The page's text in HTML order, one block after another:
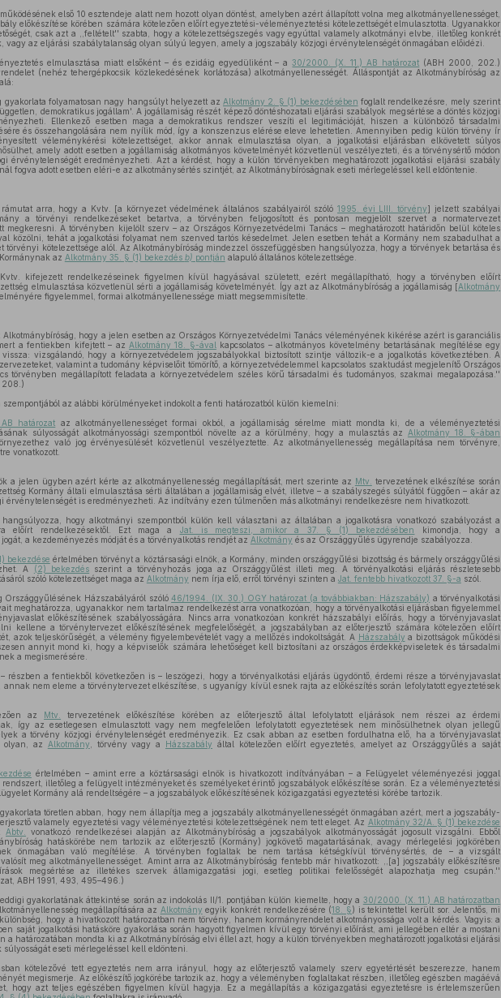
első 10 esztendeje alatt nem hozott olyan döntést, amelyben azért állapított volna meg alkotmányellenességet,
előkészítése körében számára kötelezően előírt egyeztetési-véleményeztetési kötelezettségét elmulasztotta. Ugyanakkor
csak azt a ,,feltételt'' szabta, hogy a kötelezettségszegés vagy egyúttal valamely alkotmányi elvbe, illetőleg konkrét
vagy az eljárási szabálytalanság olyan súlyú legyen, amely a jogszabály közjogi érvénytelenségét önmagában előidézi.
elmulasztása miatt elsőként – és ezidáig egyedüliként – a30/2000. (X. 11.) AB határozat (ABH 2000, 202.)
(nehéz tehergépkocsik közlekedésének korlátozása) alkotmányellenességét. Álláspontját az Alkotmánybíróság az
gyakorlata folyamatosan nagy hangsúlyt helyezett az Alkotmány 2. § (1) bekezdésében foglalt rendelkezésre, mely szerint
demokratikus jogállam'. A jogállamiság részét képező döntéshozatali eljárási szabályok megsértése a döntés közjogi
Ellenkező esetben maga a demokratikus rendszer veszíti el legitimációját, hiszen a különböző társadalmi
és összehangolására nem nyílik mód, így a konszenzus elérése eleve lehetetlen. Amennyiben pedig külön törvény ír
véleménykérési kötelezettséget, akkor annak elmulasztása olyan, a jogalkotási eljárásban elkövetett súlyos
amely adott esetben a jogállamiság alkotmányos követelményét közvetlenül veszélyezteti, és a törvénysértő módon
érvénytelenségét eredményezheti. Azt a kérdést, hogy a külön törvényekben meghatározott jogalkotási eljárási szabály
fogva adott esetben eléri-e az alkotmánysértés szintjét, az Alkotmánybíróságnak eseti mérlegeléssel kell eldöntenie.
rámutat arra, hogy a Kvtv. [a környezet védelmének általános szabályairól szóló1995. évi LIII. törvény] jelzett szabályai
a törvényi rendelkezéseket betartva, a törvényben feljogosított és pontosan megjelölt szervet a normatervezet
megkeresni. A törvényben kijelölt szerv – az Országos Környezetvédelmi Tanács – meghatározott határidőn belül köteles
közölni, tehát a jogalkotási folyamat nem szenved tartós késedelmet. Jelen esetben tehát a Kormány nem szabadulhat a
törvényi kötelezettsége alól. Az Alkotmánybíróság mindezzel összefüggésben hangsúlyozza, hogy a törvények betartása és
az Alkotmány 35. § (1) bekezdés b) pontján alapuló általános kötelezettsége.
kifejezett rendelkezéseinek figyelmen kívül hagyásával született, ezért megállapítható, hogy a törvényben előírt
elmulasztása közvetlenül sérti a jogállamiság követelményét. Így azt az Alkotmánybíróság a jogállamiság [Alkotmány
figyelemmel, formai alkotmányellenessége miatt megsemmisítette.
Alkotmánybíróság, hogy a jelen esetben az Országos Környezetvédelmi Tanács véleményének kikérése azért is garanciális
a fentiekben kifejtett – az Alkotmány 18. §-ával kapcsolatos – alkotmányos követelmény betartásának megítélése egy
vizsgálandó, hogy a környezetvédelem jogszabályokkal biztosított szintje változik-e a jogalkotás következtében. A
valamint a tudomány képviselőit tömörítő, a környezetvédelemmel kapcsolatos szaktudást megjelenítő Országos
törvényben megállapított feladata a környezetvédelem széles körű társadalmi és tudományos, szakmai megalapozása.''
208.)
az alábbi körülményeket indokolt a fenti határozatból külön kiemelni:
határozat az alkotmányellenességet formai okból, a jogállamiság sérelme miatt mondta ki, de a véleményeztetési
súlyosságát alkotmányossági szempontból növelte az a körülmény, hogy a mulasztás az Alkotmány 18. §-ában
való jog érvényesülését közvetlenül veszélyeztette. Az alkotmányellenesség megállapítása nem törvényre,
vonatkozott.
a jelen ügyben azért kérte az alkotmányellenesség megállapítását, mert szerinte az Mtv.
tervezetének elkészítése során
Kormány általi elmulasztása sérti általában a jogállamiság elvét, illetve – a szabályszegés súlyától függően – akár az
érvénytelenségét is eredményezheti. Az indítvány ezen túlmenően más alkotmányi rendelkezésre nem hivatkozott.
hangsúlyozza, hogy alkotmányi szempontból külön kell választani az általában a jogalkotásra vonatkozó szabályozást a
előírt rendelkezésektől. Ezt maga a Jat. is megteszi, amikor a 37. § (1) bekezdésében
kimondja, hogy a
a kezdeményezés módját és a törvényalkotás rendjét az Alkotmány és az Országgyűlés ügyrendje szabályozza.
bekezdése értelmében törvényt a köztársasági elnök, a Kormány, minden országgyűlési bizottság és bármely országgyűlési
A (2) bekezdés szerint a törvényhozás joga az Országgyűlést illeti meg. A törvényalkotási eljárás részletesebb
szóló kötelezettséget maga az Alkotmány nem írja elő, erről törvényi szinten a Jat. fentebb hivatkozott 37. §-a szól.
Országgyűlésének Házszabályáról szóló46/1994. (IX. 30.) OGY határozat (a továbbiakban: Házszabály) a törvényalkotási
meghatározza, ugyanakkor nem tartalmaz rendelkezést arra vonatkozóan, hogy a törvényalkotási eljárásban figyelemmel
előkészítésének szabályosságára. Nincs arra vonatkozóan konkrét házszabályi előírás, hogy a törvényjavaslat
kellene a törvénytervezet előkészítésének megfelelőségét, a jogszabályban az előterjesztő számára kötelezően előírt
azok teljeskörűségét, a vélemény figyelembevételét vagy a mellőzés indokoltságát. A Házszabály a bizottságok működési
annyit mond ki, hogy a képviselők számára lehetőséget kell biztosítani az országos érdekképviseletek és társadalmi
a megismerésére.
részben a fentiekből következően is – leszögezi, hogy a törvényalkotási eljárás ügydöntő, érdemi része a törvényjavaslat
annak nem eleme a törvénytervezet elkészítése, s ugyanígy kívül esnek rajta az előkészítés során lefolytatott egyeztetések
az Mtv.
tervezetének előkészítése körében az előterjesztő által lefolytatott eljárások nem részei az érdemi
így az esetlegesen elmulasztott vagy nem megfelelően lefolytatott egyeztetések nem minősülhetnek olyan jellegű
a törvény közjogi érvénytelenségét eredményezik. Ez csak abban az esetben fordulhatna elő, ha a törvényjavaslat
olyan, az
Alkotmány , törvény vagy a Házszabály által kötelezően előírt egyeztetés, amelyet az Országgyűlés a saját
értelmében – amint erre a köztársasági elnök is hivatkozott indítványában – a Felügyelet véleményezési joggal
illetőleg a felügyelt intézményeket és személyeket érintő jogszabályok előkészítése során. Ez a véleményeztetési
Kormány alá rendeltségére – a jogszabályok előkészítésének közigazgatási egyeztetési körébe tartozik.
töretlen abban, hogy nem állapítja meg a jogszabály alkotmányellenességét önmagában azért, mert a jogszabály-
valamely egyeztetési vagy véleményeztetési kötelezettségének nem tett eleget. Az Alkotmány 32/A. § (1) bekezdése
Abtv.
vonatkozó rendelkezései alapján az Alkotmánybíróság a jogszabályok alkotmányosságát jogosult vizsgálni. Ebből
hatáskörébe nem tartozik az előterjesztő (Kormány) jogkövető magatartásának, avagy mérlegelési jogkörében
önmagában való megítélése. A törvényben foglaltak be nem tartása kétségkívül törvénysértés, de – a vizsgált
meg alkotmányellenességet. Amint arra az Alkotmánybíróság fentebb már hivatkozott: ,,[a] jogszabály előkészítésre
megsértése az illetékes szervek államigazgatási jogi, esetleg politikai felelősségét alapozhatja meg csupán.''
ABH 1991, 493, 495–496.)
gyakorlatának áttekintése során az indokolás II/1. pontjában külön kiemelte, hogy a 30/2000. (X. 11.) AB határozatban
megállapítására az Alkotmány egyik konkrét rendelkezésére (18. §) is tekintettel került sor. Jelentős, mi
hogy a hivatkozott határozatban nem törvény, hanem kormányrendelet alkotmányossága volt a kérdés. Vagyis: a
saját jogalkotási hatásköre gyakorlása során hagyott figyelmen kívül egy törvényi előírást, ami jellegében eltér a mostani
a határozatában mondta ki az Alkotmánybíróság elvi éllel azt, hogy a külön törvényekben meghatározott jogalkotási eljárási
eseti mérlegeléssel kell eldönteni.
kötelezővé tett egyeztetés nem arra irányul, hogy az előterjesztő valamely szerv egyetértését beszerezze, hanem
megismerje. Az előkészítő jogkörébe tartozik az, hogy a véleményben foglaltakat részben, illetőleg egészben magáévá
hogy azt teljes egészében figyelmen kívül hagyja. Ez a megállapítás a közigazgatási egyeztetésre is értelemszerűen